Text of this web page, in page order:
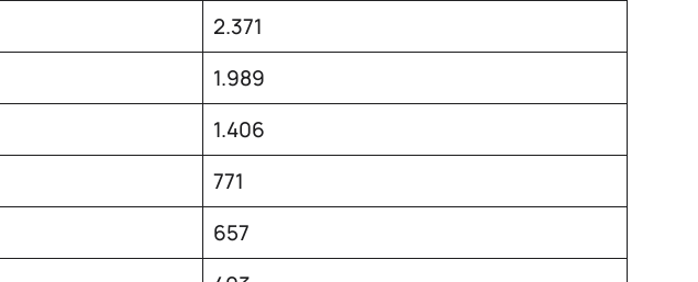
2.371
1.989
1.406
771
657